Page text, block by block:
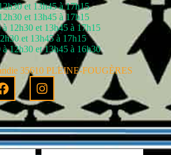
et 13h45 à 17h15
et 13h45 à 17h15
12h30 et 13h45 à 17h15
et 13h45 à 17h15
12h30 et 13h45 à 16h30
35610 PLEINE-FOUGÈRES